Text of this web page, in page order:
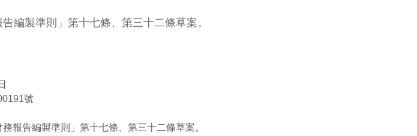
編製準則」第十七條、第三十二條草案。
號
報告編製準則」第十七條、第三十二條草案。